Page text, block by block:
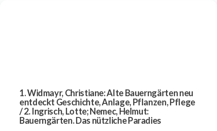
1. Widmayr, Christiane: Alte Bauerngärten neu
entdeckt Geschichte, Anlage, Pflanzen, Pflege
/ 2. Ingrisch, Lotte; Nemec, Helmut:
Bauerngärten. Das nützliche Paradies